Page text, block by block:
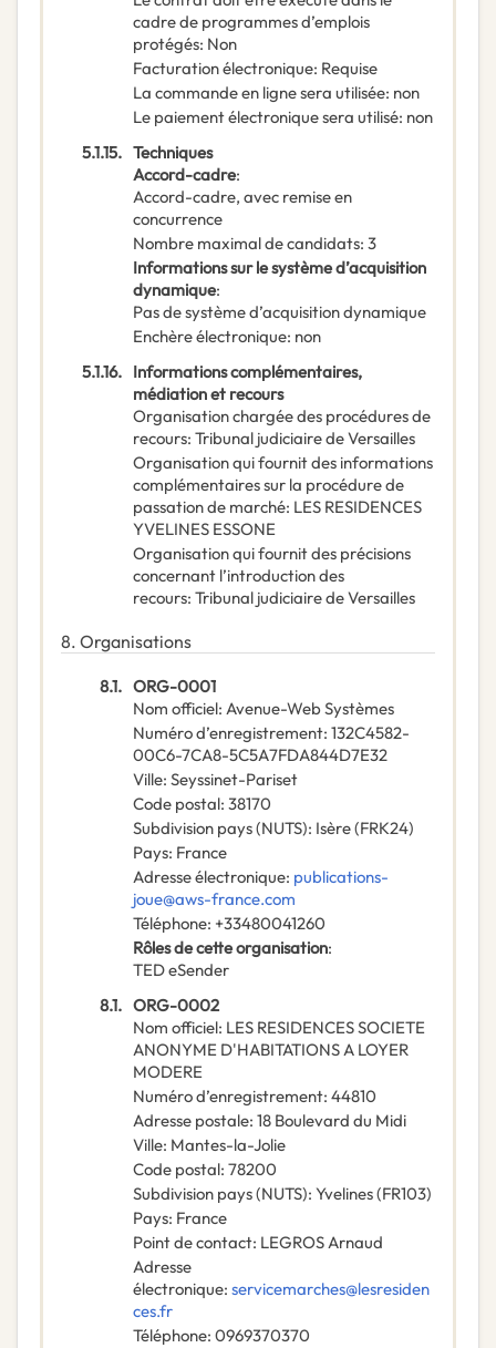
cadre de programmes d’emplois
protégés: Non
Facturation électronique: Requise
La commande en ligne sera utilisée: non
Le paiement électronique sera utilisé: non
5.1.15. Techniques
Accord-cadre:
Accord-cadre, avec remise en
concurrence
Nombre maximal de candidats: 3
Informations sur le système d’acquisition
dynamique:
Pas de système d’acquisition dynamique
Enchère électronique: non
5.1.16. Informations complémentaires,
médiation et recours
Organisation chargée des procédures de
recours: Tribunal judiciaire de Versailles
Organisation qui fournit des informations
complémentaires sur la procédure de
passation de marché: LES RESIDENCES
YVELINES ESSONE
Organisation qui fournit des précisions
concernant l’introduction des
recours: Tribunal judiciaire de Versailles
8. Organisations
8.1. ORG-0001
Nom officiel: Avenue-Web Systèmes
Numéro d’enregistrement: 132C4582-
00C6-7CA8-5C5A7FDA844D7E32
Ville: Seyssinet-Pariset
Code postal: 38170
Subdivision pays (NUTS): Isère(FRK24)
Pays: France
Adresse électronique: publications-
joue@aws-france.com
Téléphone: +33480041260
Rôles de cette organisation:
TED eSender
8.1. ORG-0002
Nom officiel: LES RESIDENCES SOCIETE
ANONYME D'HABITATIONS A LOYER
MODERE
Numéro d’enregistrement: 44810
Adresse postale: 18 Boulevard du Midi
Ville: Mantes-la-Jolie
Code postal: 78200
Subdivision pays (NUTS): Yvelines(FR103)
Pays: France
Point de contact: LEGROS Arnaud
Adresse
électronique: servicemarches@lesresiden
ces.fr
Téléphone: 0969370370